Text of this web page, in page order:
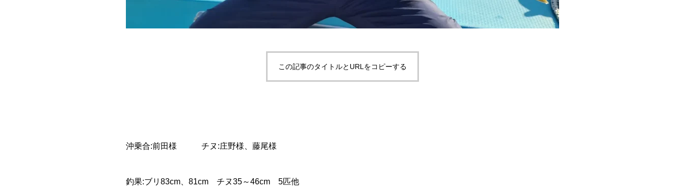
この記事のタイトルとURLをコピーする
沖乗合:前田様 チヌ:庄野様、藤尾様
釣果:ブリ83cm、81cm チヌ35～46cm 5匹他